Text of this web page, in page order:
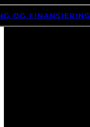
OG FINANSIERING